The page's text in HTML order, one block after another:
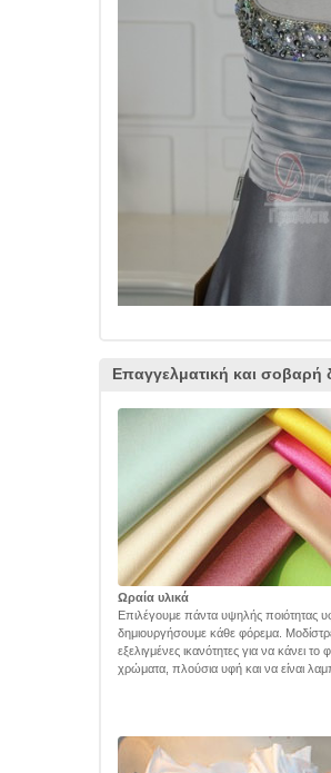
Επαγγελματική και σοβαρή
Ωραία υλικά
Επιλέγουμε πάντα υψηλής ποιότητας
δημιουργήσουμε κάθε φόρεμα.
εξελιγμένες ικανότητες για να κάνει
χρώματα, πλούσια υφή και να είναι